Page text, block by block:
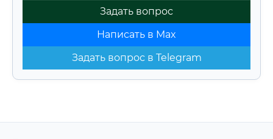
Задать вопрос
Написать в Max
Задать вопрос в Telegram